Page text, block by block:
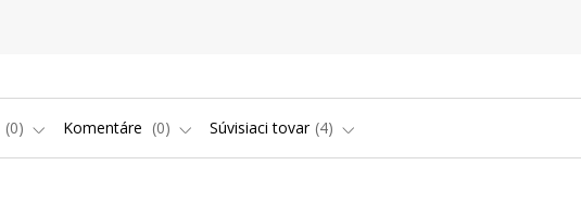
0 Komentáre 0 Súvisiaci tovar 4